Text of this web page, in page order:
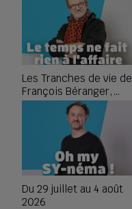
Les Tranches de vie de
François Béranger,
épisode 4
Du 29 juillet au 4 août
2026